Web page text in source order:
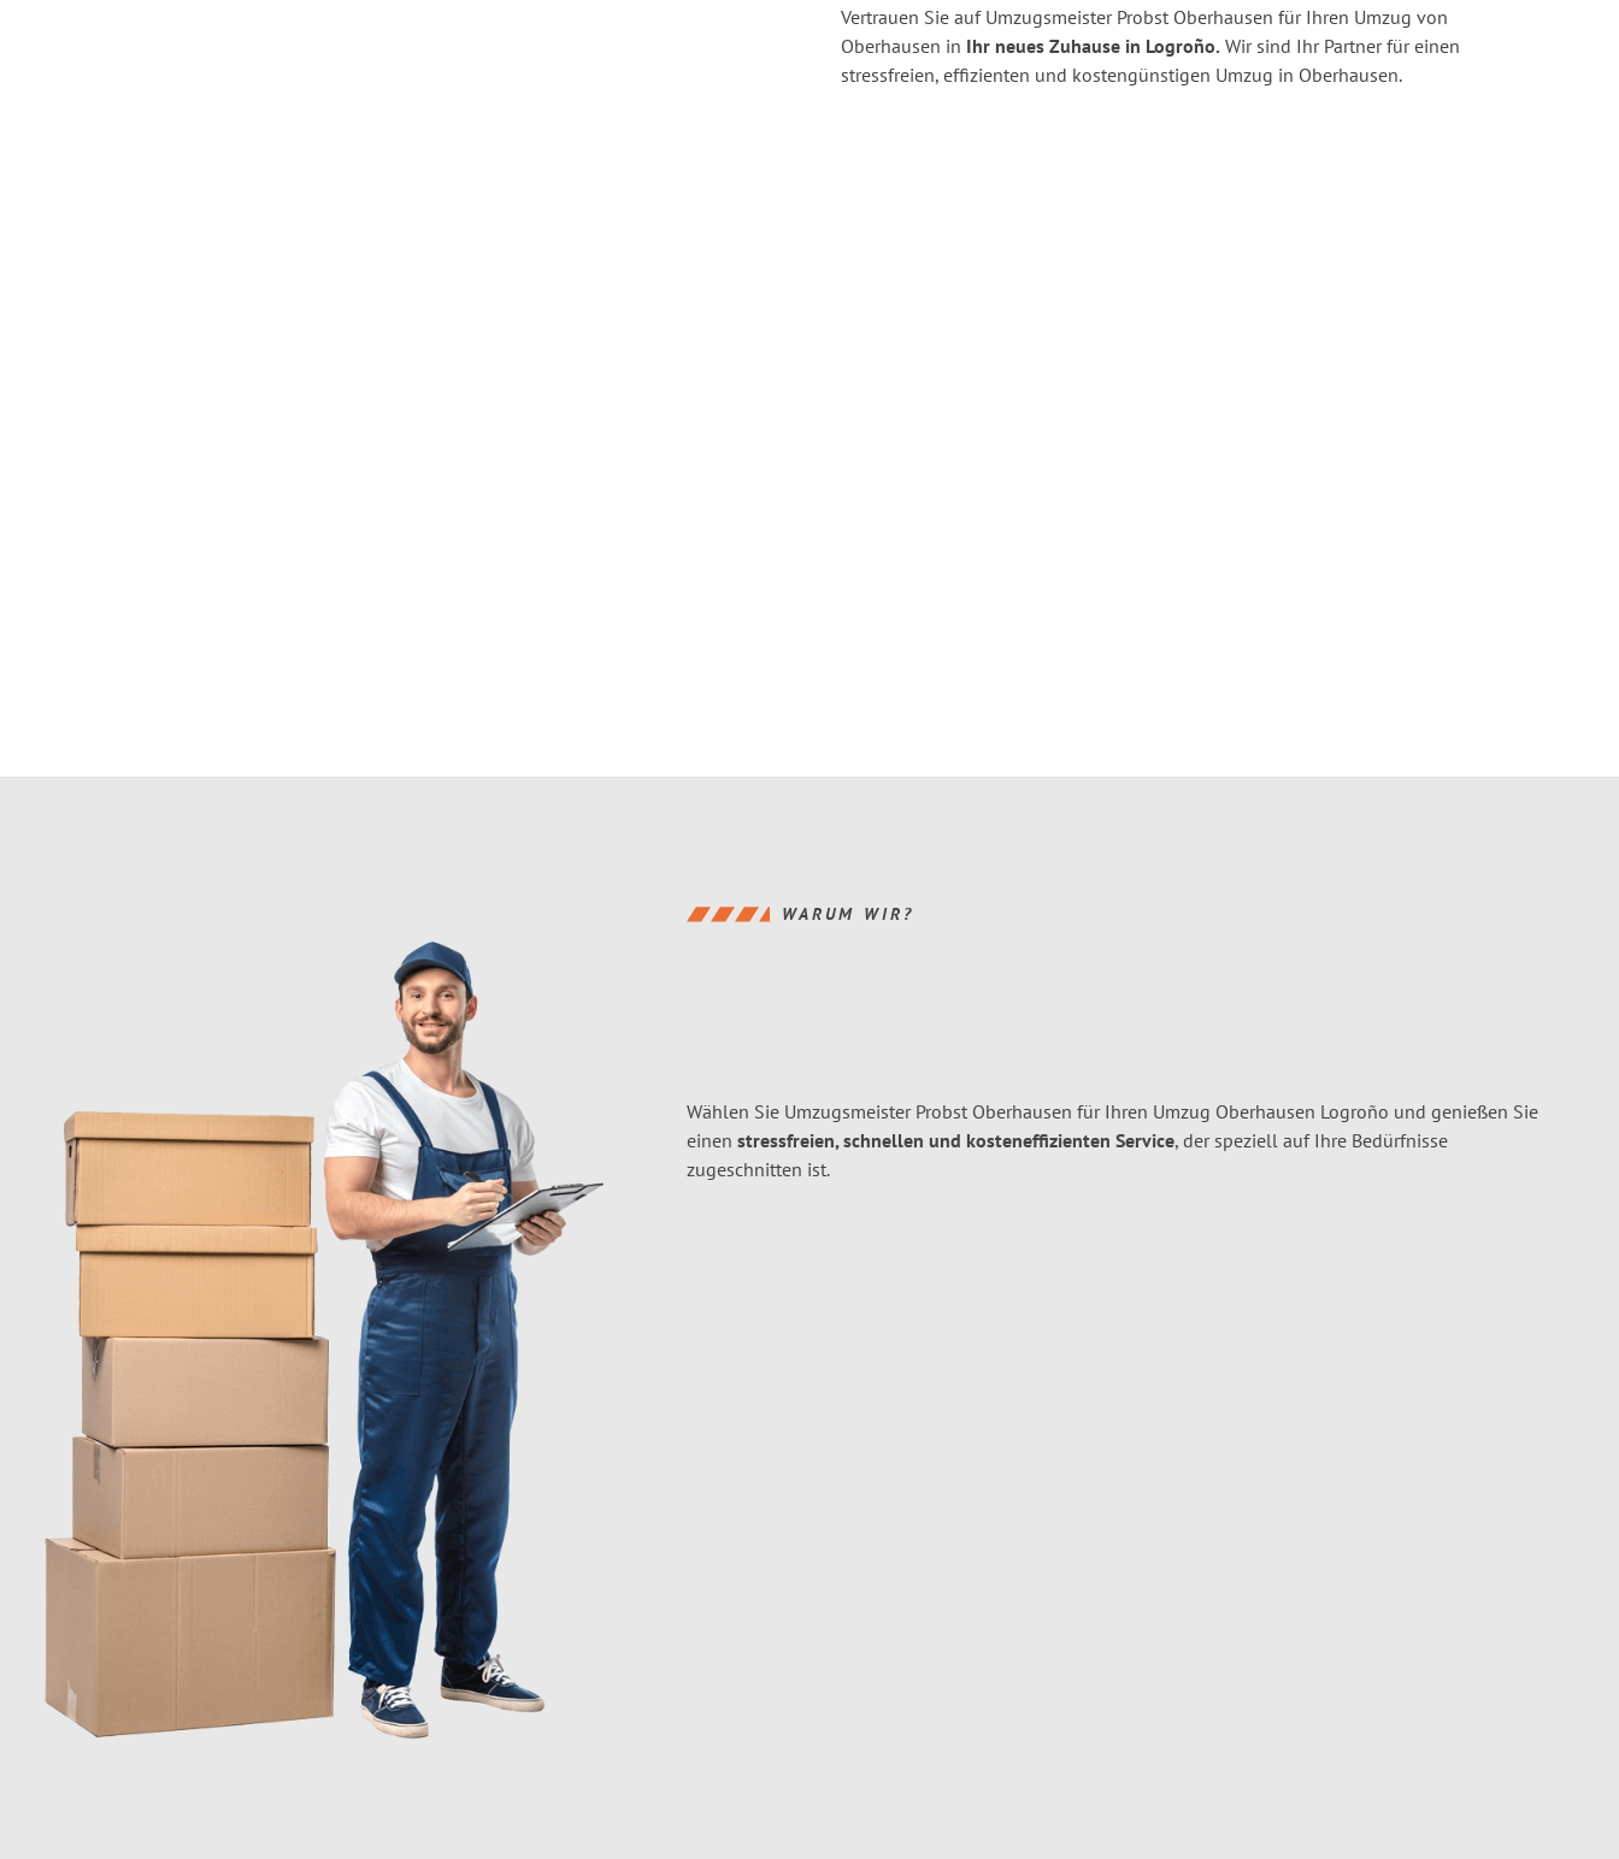
Vertrauen Sie auf Umzugsmeister Probst Oberhausen für Ihren Umzug von
Oberhausen in Ihr neues Zuhause in Logroño. Wir sind Ihr Partner für einen
stressfreien, effizienten und kostengünstigen Umzug in Oberhausen.
WARUM WIR?
Wählen Sie Umzugsmeister Probst Oberhausen für Ihren Umzug Oberhausen Logroño und genießen Sie
einen stressfreien, schnellen und kosteneffizienten Service, der speziell auf Ihre Bedürfnisse
zugeschnitten ist.